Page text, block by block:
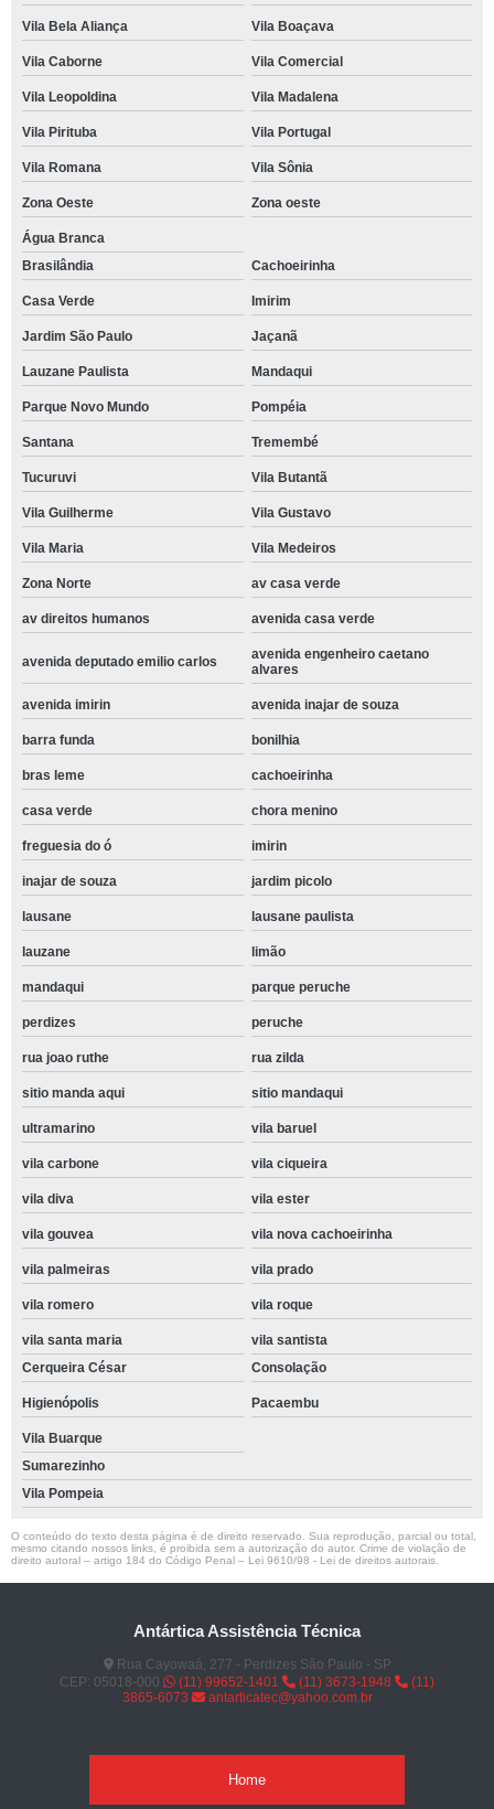
Vila Bela Aliança Vila Boaçava
Vila Caborne Vila Comercial
Vila Leopoldina Vila Madalena
Vila Pirituba Vila Portugal
Vila Romana Vila Sônia
Zona Oeste Zona oeste
Água Branca
Brasilândia
Cachoeirinha
Casa Verde Imirim
Jardim São Paulo Jaçanã
Lauzane Paulista Mandaqui
Parque Novo Mundo Pompéia
Santana Tremembé
Tucuruvi Vila Butantã
Vila Guilherme Vila Gustavo
Vila Maria Vila Medeiros
Zona Norte av casa verde
av direitos humanos avenida casa verde
avenida deputado emilio carlos
avenida engenheiro caetano
alvares
avenida imirin avenida inajar de souza
barra funda bonilhia
bras leme cachoeirinha
casa verde chora menino
freguesia do ó imirin
inajar de souza jardim picolo
lausane lausane paulista
lauzane limão
mandaqui parque peruche
perdizes peruche
rua joao ruthe rua zilda
sitio manda aqui sitio mandaqui
ultramarino vila baruel
vila carbone vila ciqueira
vila diva vila ester
vila gouvea vila nova cachoeirinha
vila palmeiras vila prado
vila romero vila roque
vila santa maria
vila santista
Cerqueira César
Consolação
Higienópolis Pacaembu
Vila Buarque
Sumarezinho
Vila Pompeia
O conteúdo do texto desta página é de direito reservado. Sua reprodução, parcial ou total,
mesmo citando nossos links, é proibida sem a autorização do autor. Crime de violação de
direito autoral – artigo 184 do Código Penal – Lei 9610/98 - Lei de direitos autorais
Antártica Assistência Técnica
Rua Cayowaá, 277 - Perdizes São Paulo - SP
CEP: 05018-000
(11) 99652-1401 (11) 3673-1948
(11)
3865-6073
antarticatec@yahoo.com.br
Home